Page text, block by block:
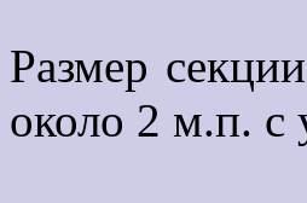
Размер
около 2 м.п. с